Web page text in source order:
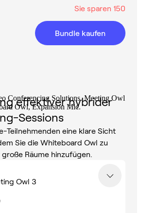
Sie sparen 150
Bundle kaufen
effektiver hybrider
Sessions
Teilnehmenden eine klare Sicht
Sie die Whiteboard Owl zu
Räume hinzufügen.
Owl 3